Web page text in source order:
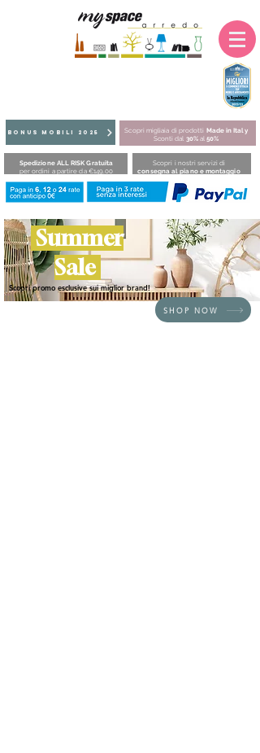
BONUS MOBILI 2025 Scopri migliaia di prodotti Made in Italy
Sconti dal 30%al50%
Spedizione ALL RISK Gratuita
per ordini a partire da €149,00
Scopri i nostri servizi di
consegna al piano e montaggio
Summer
Sale
SHOP NOW
Scopri promo esclusive sui miglior brand!